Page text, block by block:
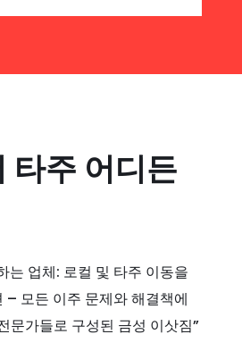
타주 어디든
는 업체: 로컬 및 타주 이동을
– 모든 이주 문제와 해결책에
문가들로 구성된 금성 이삿짐”